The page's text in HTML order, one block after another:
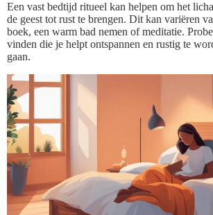
Een vast bedtijd ritueel kan helpen om het
de geest tot rust te brengen. Dit kan variëren
boek, een warm bad nemen of meditatie.
vinden die je helpt ontspannen en rustig te
gaan.